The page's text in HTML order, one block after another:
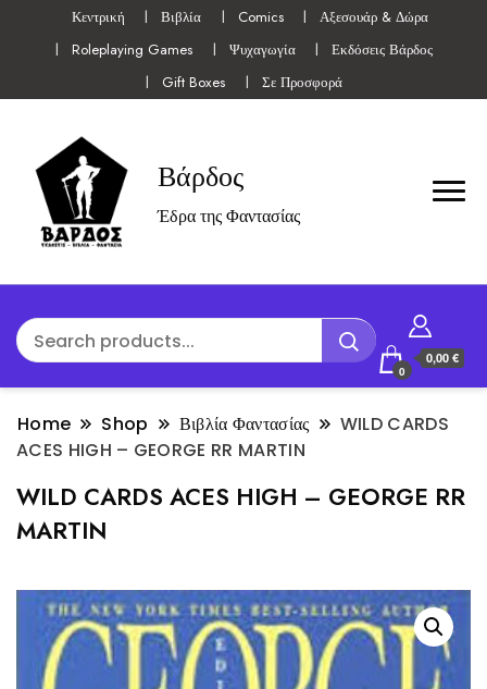
Κεντρική Βιβλία Comics
Αξεσουάρ & Δώρα
Roleplaying Games
Ψυχαγωγία
Εκδόσεις Βάρδος
Gift Boxes
Σε Προσφορά
Βάρδος
Έδρα της Φαντασίας
0
0,00 €
Home Shop Βιβλία Φαντασίας
WILD CARDS
ACES HIGH – GEORGE RR MARTIN
WILD CARDS ACES HIGH – GEORGE RR
MARTIN